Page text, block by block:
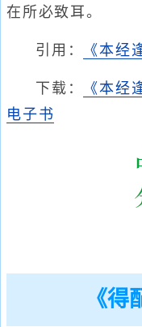
在所必致耳。
引用： 《本经
下载： 《本经
电子书
《